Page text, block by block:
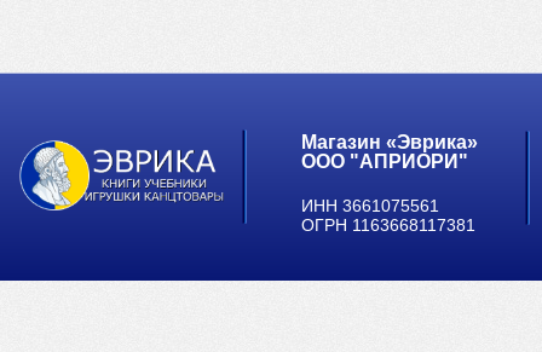
Магазин «Эврика»
ООО "АПРИОРИ"
ИНН 3661075561
ОГРН 1163668117381